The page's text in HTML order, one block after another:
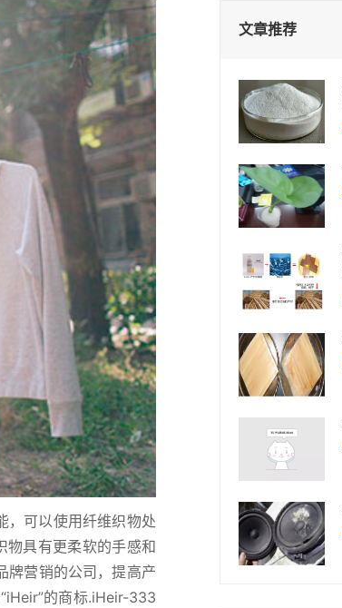
，可以使用纤维织物处
物具有更柔软的手感和
牌营销的公司，提高产
的商标.iHeir-333
文章推荐